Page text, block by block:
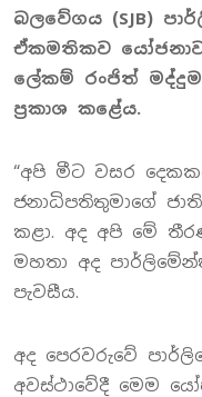
බලවේගය (SJB)
ඒකමතිකව
ලේකම් රංජිත්
ප්‍රකාශ කළේය.
“අපි මීට වසර
ජනාධිපතිතුමාගේ
කළා. අද අපි මේ
මහතා අද
පැවසීය.
අද පෙරවරුවේ
අවස්ථාවේදී මෙම